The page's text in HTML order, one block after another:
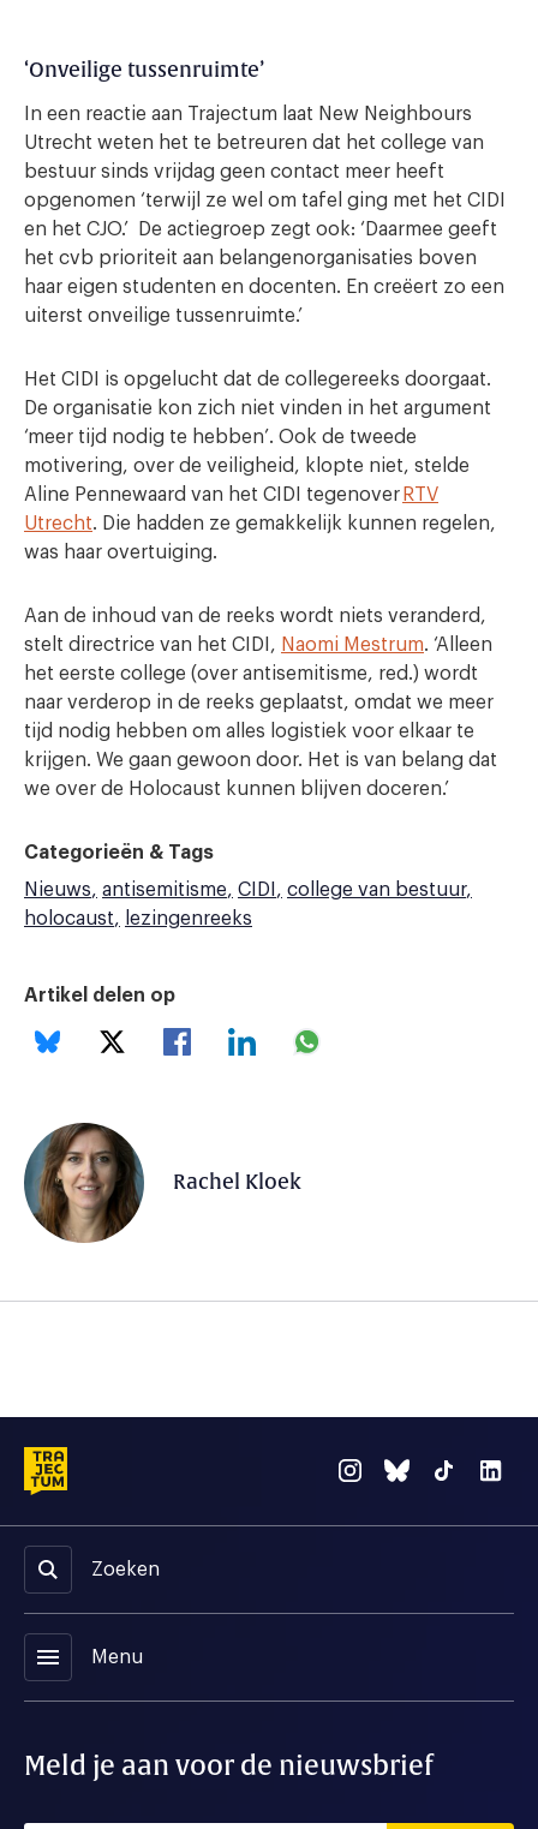
‘Onveilige tussenruimte’
In een reactie aan Trajectum laat New Neighbours
Utrecht weten het te betreuren dat het college van
bestuur sinds vrijdag geen contact meer heeft
opgenomen ‘terwijl ze wel om tafel ging met het CIDI
en het CJO.’ De actiegroep zegt ook: ‘Daarmee geeft
het cvb prioriteit aan belangenorganisaties boven
haar eigen studenten en docenten. En creëert zo een
uiterst onveilige tussenruimte.’
Het CIDI is opgelucht dat de collegereeks doorgaat.
De organisatie kon zich niet vinden in het argument
‘meer tijd nodig te hebben’. Ook de tweede
motivering, over de veiligheid, klopte niet, stelde
Aline Pennewaard van het CIDI tegenover RTV
Utrecht. Die hadden ze gemakkelijk kunnen regelen,
was haar overtuiging.
Aan de inhoud van de reeks wordt niets veranderd,
stelt directrice van het CIDI, Naomi Mestrum. ‘Alleen
het eerste college (over antisemitisme, red.) wordt
naar verderop in de reeks geplaatst, omdat we meer
tijd nodig hebben om alles logistiek voor elkaar te
krijgen. We gaan gewoon door. Het is van belang dat
we over de Holocaust kunnen blijven doceren.’
Categorieën & Tags
Nieuws
antisemitisme CIDI
college van bestuur
holocaust
lezingenreeks
Artikel delen op
Rachel Kloek
Zoeken
menu Menu
Meld je aan voor de nieuwsbrief